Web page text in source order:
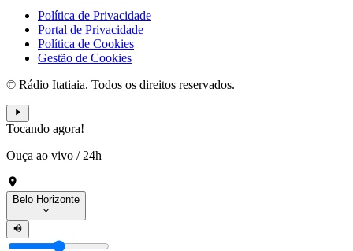
Política de Privacidade
Portal de Privacidade
Política de Cookies
Gestão de Cookies
© Rádio Itatiaia. Todos os direitos reservados.
Tocando agora!
Ouça ao vivo / 24h
Belo Horizonte